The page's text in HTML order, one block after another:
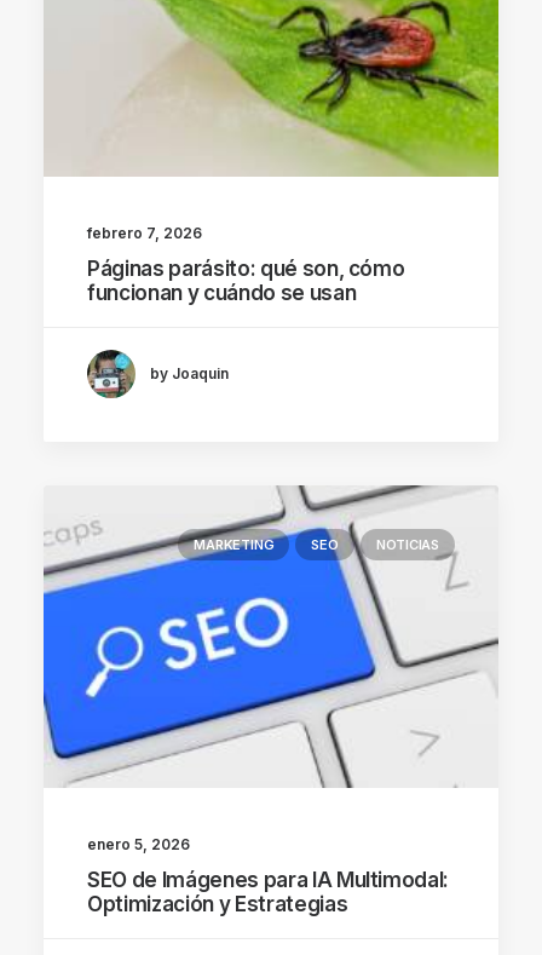
febrero 7, 2026
Páginas parásito: qué son, cómo
funcionan y cuándo se usan
by Joaquin
MARKETING SEO NOTICIAS
enero 5, 2026
SEO de Imágenes para IA Multimodal:
Optimización y Estrategias